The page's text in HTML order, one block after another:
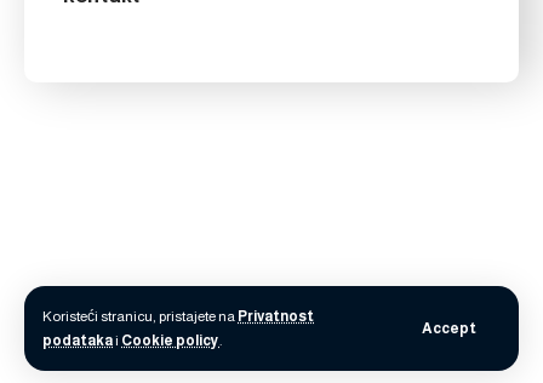
Koristeći stranicu, pristajete na Privatnost
podatakai Cookie policy.
Accept